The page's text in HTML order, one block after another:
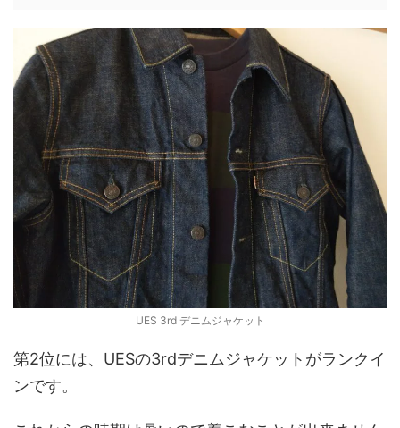
UES 3rd デニムジャケット
第2位には、UESの3rdデニムジャケットがランクイ
ンです。